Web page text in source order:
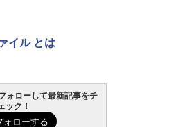
イル とは
ォローして最新記事をチ
ック！